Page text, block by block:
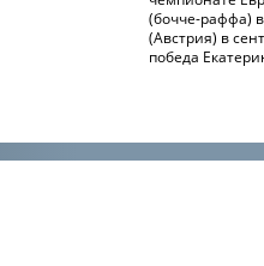
(бочче-раффа)
(Австрия) в
победа